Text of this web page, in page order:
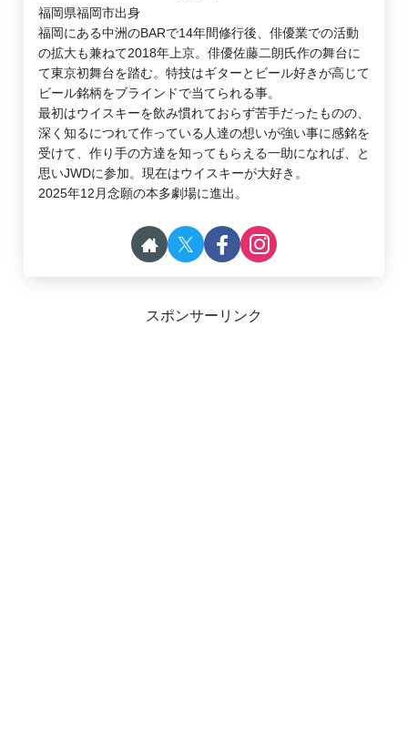
福岡県福岡市出身
福岡にある中洲のBARで14年間修行後、俳優業での活動
の拡大も兼ねて2018年上京。俳優佐藤二朗氏作の舞台に
て東京初舞台を踏む。特技はギターとビール好きが高じて
ビール銘柄をブラインドで当てられる事。
最初はウイスキーを飲み慣れておらず苦手だったものの、
深く知るにつれて作っている人達の想いが強い事に感銘を
受けて、作り手の方達を知ってもらえる一助になれば、と
思いJWDに参加。現在はウイスキーが大好き。
2025年12月念願の本多劇場に進出。
スポンサーリンク